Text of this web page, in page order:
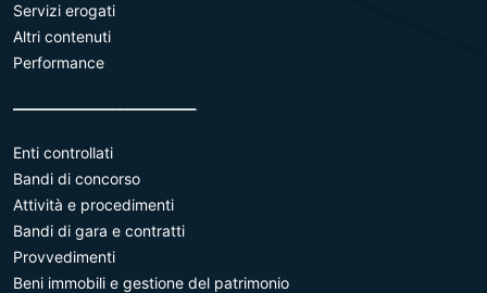
Servizi erogati
Altri contenuti
Performance
Enti controllati
Bandi di concorso
Attività e procedimenti
Bandi di gara e contratti
Provvedimenti
Beni immobili e gestione del patrimonio